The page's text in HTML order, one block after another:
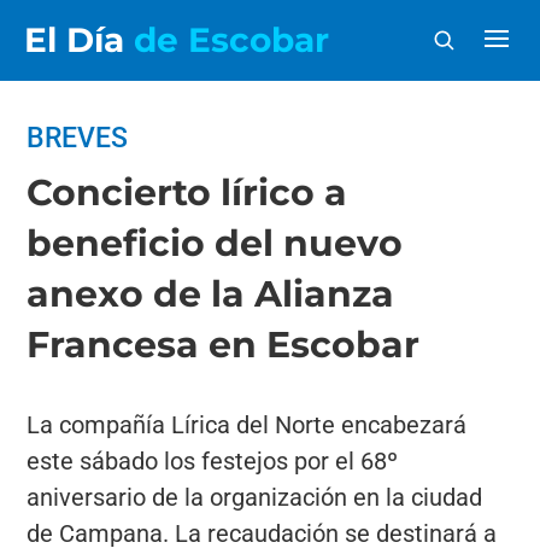
El Día de Escobar
BREVES
Concierto lírico a
beneficio del nuevo
anexo de la Alianza
Francesa en Escobar
La compañía Lírica del Norte encabezará
este sábado los festejos por el 68º
aniversario de la organización en la ciudad
de Campana. La recaudación se destinará a